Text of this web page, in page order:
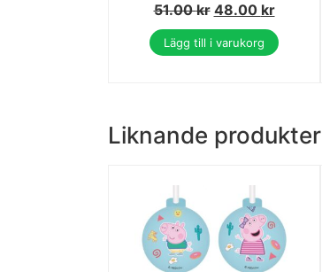
51.00kr 48.00 kr
Lägg till i varukorg
Liknande produkter